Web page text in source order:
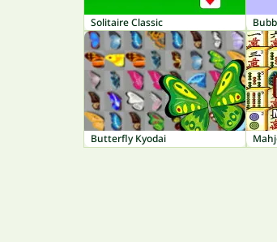
Solitaire Classic
Butterfly Kyodai